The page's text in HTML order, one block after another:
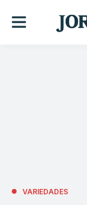
VARIEDADES